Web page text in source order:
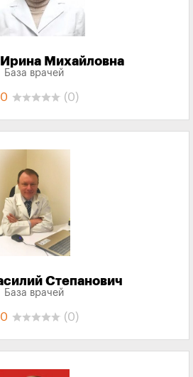
Михайловна
База врачей
(0)
Степанович
База врачей
(0)